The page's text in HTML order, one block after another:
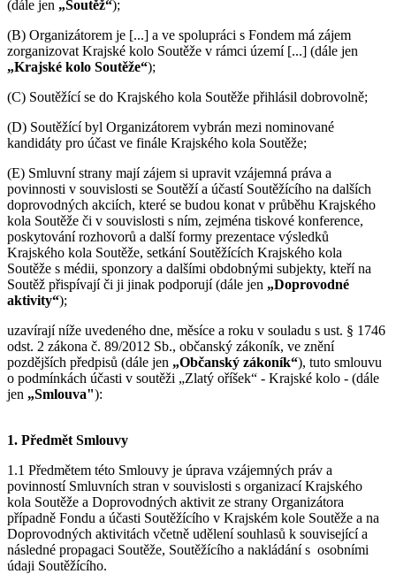
(dále jen „Soutěž“);
(B) Organizátorem je [...] a ve spolupráci s Fondem má zájem
zorganizovat Krajské kolo Soutěže v rámci území [...] (dále jen
„Krajské kolo Soutěže“);
(C) Soutěžící se do Krajského kola Soutěže přihlásil dobrovolně;
(D) Soutěžící byl Organizátorem vybrán mezi nominované
kandidáty pro účast ve finále Krajského kola Soutěže;
(E) Smluvní strany mají zájem si upravit vzájemná práva a
povinnosti v souvislosti se Soutěží a účastí Soutěžícího na dalších
doprovodných akciích, které se budou konat v průběhu Krajského
kola Soutěže či v souvislosti s ním, zejména tiskové konference,
poskytování rozhovorů a další formy prezentace výsledků
Krajského kola Soutěže, setkání Soutěžících Krajského kola
Soutěže s médii, sponzory a dalšími obdobnými subjekty, kteří na
Soutěž přispívají či ji jinak podporují (dále jen „Doprovodné
aktivity“);
uzavírají níže uvedeného dne, měsíce a roku v souladu s ust. § 1746
odst. 2 zákona č. 89/2012 Sb., občanský zákoník, ve znění
pozdějších předpisů (dále jen „Občanský zákoník“), tuto smlouvu
o podmínkách účasti v soutěži „Zlatý oříšek“ - Krajské kolo - (dále
jen „Smlouva"):
1. Předmět Smlouvy
1.1 Předmětem této Smlouvy je úprava vzájemných práv a
povinností Smluvních stran v souvislosti s organizací Krajského
kola Soutěže a Doprovodných aktivit ze strany Organizátora
případně Fondu a účasti Soutěžícího v Krajském kole Soutěže a na
Doprovodných aktivitách včetně udělení souhlasů k související a
následné propagaci Soutěže, Soutěžícího a nakládání s osobními
údaji Soutěžícího.